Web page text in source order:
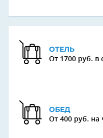
ОТЕЛЬ
От 1700 руб. в
ОБЕД
От 400 руб. на